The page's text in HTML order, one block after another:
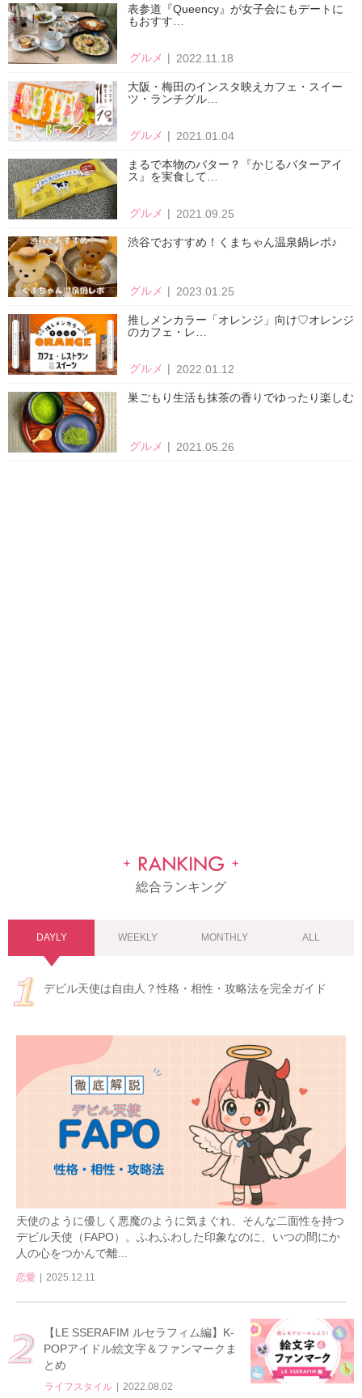
表参道『Queency』が女子会にもデートに
もおすす…
グルメ 2022.11.18
大阪・梅田のインスタ映えカフェ・スイー
ツ・ランチグル…
グルメ 2021.01.04
まるで本物のバター？『かじるバターアイ
ス』を実食して…
グルメ 2021.09.25
渋谷でおすすめ！くまちゃん温泉鍋レポ♪
グルメ 2023.01.25
推しメンカラー「オレンジ」向け♡オレンジ
のカフェ・レ…
グルメ 2022.01.12
巣ごもり生活も抹茶の香りでゆったり楽しむ
グルメ 2021.05.26
総合ランキング
DAYLY WEEKLY MONTHLY ALL
デビル天使は自由人？性格・相性・攻略法を完全ガイド
天使のように優しく悪魔のように気まぐれ、そんな二面性を持つ
デビル天使（FAPO）。ふわふわした印象なのに、いつの間にか
人の心をつかんで離...
恋愛 2025.12.11
【LE SSERAFIM ルセラフィム編】K-
POPアイドル絵文字＆ファンマークま
とめ
ライフスタイル 2022.08.02